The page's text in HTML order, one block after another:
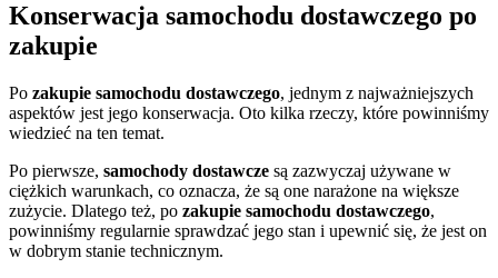
Konserwacja samochodu dostawczego po
zakupie
Po zakupie samochodu dostawczego, jednym z najważniejszych
aspektów jest jego konserwacja. Oto kilka rzeczy, które powinniśmy
wiedzieć na ten temat.
Po pierwsze, samochody dostawcze są zazwyczaj używane w
ciężkich warunkach, co oznacza, że są one narażone na większe
zużycie. Dlatego też, po zakupie samochodu dostawczego,
powinniśmy regularnie sprawdzać jego stan i upewnić się, że jest on
w dobrym stanie technicznym.